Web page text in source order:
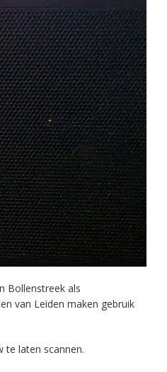
Bollenstreek als
van Leiden maken gebruik
te laten scannen.